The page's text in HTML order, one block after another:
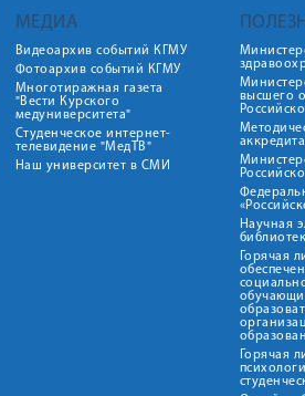
МЕДИА
Видеоархив событий КГМУ
Фотоархив событий КГМУ
Многотиражная газета
"Вести Курского
медуниверситета"
Студенческое интернет-
телевидение "МедТВ"
Наш университет в СМИ
высшего
Научная
Горячая
Горячая